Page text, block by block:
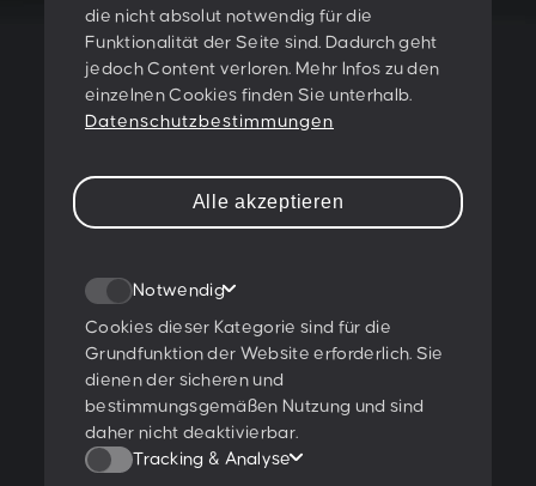
die nicht absolut notwendig für die
Funktionalität der Seite sind. Dadurch geht
jedoch Content verloren. Mehr Infos zu den
einzelnen Cookies finden Sie unterhalb.
Datenschutzbestimmungen
Alle akzeptieren
Notwendig
Cookies dieser Kategorie sind für die
Grundfunktion der Website erforderlich. Sie
dienen der sicheren und
bestimmungsgemäßen Nutzung und sind
daher nicht deaktivierbar.
Tracking & Analyse
LET'S CREATE
SOMETHING
TOGETHER!
PESCHKE DESIGN GMBH
Sternwartestraße 62-64
+43 1 47 07 922
contact@peschke.at
Newsletter abonnieren